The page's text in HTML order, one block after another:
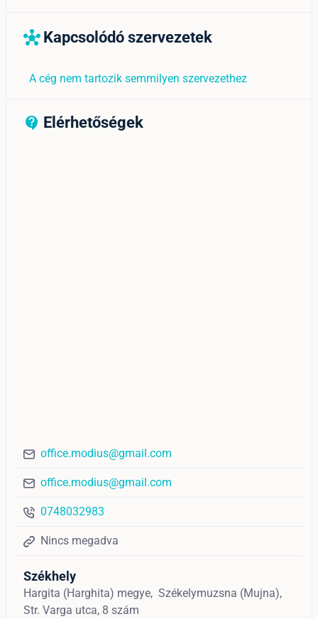
hub Kapcsolódó szervezetek
A cég nem tartozik semmilyen szervezethez
contact_support_outline
Elérhetőségek
office.modius@gmail.com
office.modius@gmail.com
0748032983
Nincs megadva
Székhely
Hargita (Harghita) megye, Székelymuzsna (Mujna),
Str. Varga utca, 8 szám